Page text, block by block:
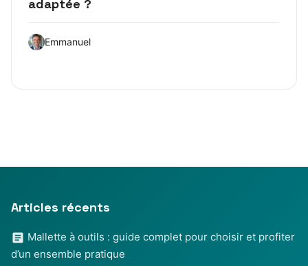
adaptée ?
Emmanuel
Articles récents
Mallette à outils : guide complet pour choisir et profiter
d’un ensemble pratique